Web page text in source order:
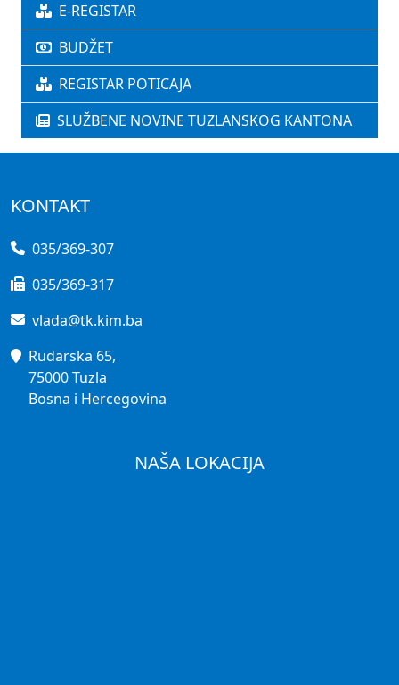
E-REGISTAR
BUDŽET
REGISTAR POTICAJA
SLUŽBENE NOVINE TUZLANSKOG KANTONA
KONTAKT
035/369-307
035/369-317
vlada@tk.kim.ba
Rudarska 65,
75000 Tuzla
Bosna i Hercegovina
NAŠA LOKACIJA